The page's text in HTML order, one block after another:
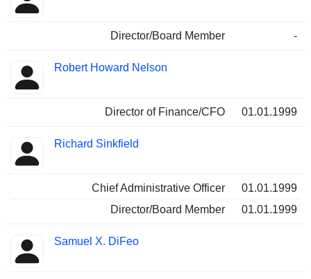
Director/Board Member -
Robert Howard Nelson
Director of Finance/CFO 01.01.1999
Richard Sinkfield
Chief Administrative Officer
01.01.1999
Director/Board Member
01.01.1999
Samuel X. DiFeo